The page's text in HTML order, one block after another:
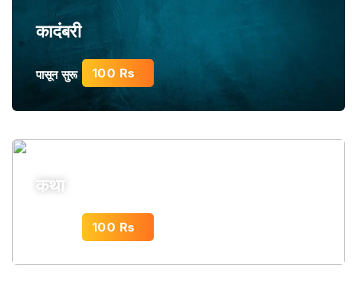
कादंबरी
पासून सुरू 100 Rs
कथा
100 Rs